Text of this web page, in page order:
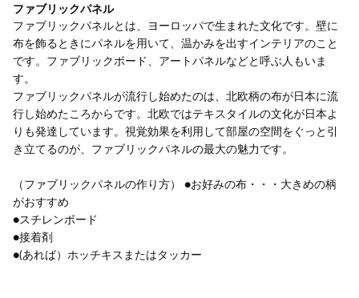
ファブリックパネル
ファブリックパネルとは、ヨーロッパで生まれた文化です。壁に
布を飾るときにパネルを用いて、温かみを出すインテリアのこと
です。ファブリックボード、アートパネルなどと呼ぶ人もいま
す。
ファブリックパネルが流行し始めたのは、北欧柄の布が日本に流
行し始めたころからです。北欧ではテキスタイルの文化が日本よ
りも発達しています。視覚効果を利用して部屋の空間をぐっと引
き立てるのが、ファブリックパネルの最大の魅力です。
（ファブリックパネルの作り方） ●お好みの布・・・大きめの柄
がおすすめ
●スチレンボード
●接着剤
●(あれば）ホッチキスまたはタッカー